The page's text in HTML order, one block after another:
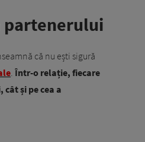
partenerului
că nu ești sigură
. Într-o relație, fiecare
și pe cea a